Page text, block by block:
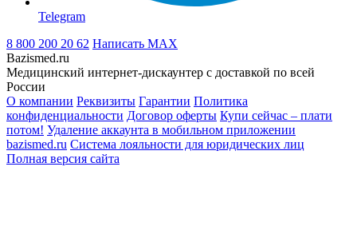
Telegram
8 800 200 20 62 Написать MAX
Bazismed.ru
Медицинский интернет-дискаунтер с доставкой по всей
России
О компании Реквизиты Гарантии Политика
конфиденциальности Договор оферты Купи сейчас – плати
потом! Удаление аккаунта в мобильном приложении
bazismed.ru Система лояльности для юридических лиц
Полная версия сайта